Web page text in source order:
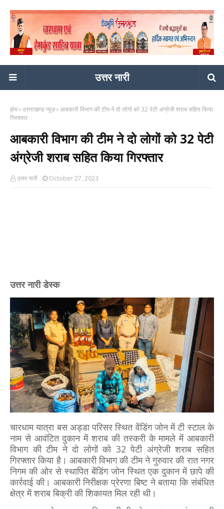
उत्तर नारी
होम उत्तराखण्ड न्यूज़ आबकारी विभाग की टीम ने दो लोगों को 32 पेटी अंग्रेजी शराब सहित किया
गिरफ्तार
आबकारी विभाग की टीम ने दो लोगों को 32 पेटी
अंग्रेजी शराब सहित किया गिरफ्तार
उत्तर नारी October 27, 2023
उत्तर नारी डेस्क
चारधाम यात्रा बस अड्डा परिसर स्थित वेंडिंग जोन में टी स्टाल के
नाम से आवंटित दुकान में शराब की तस्करी के मामले में आबकारी
विभाग की टीम ने दो लोगों को 32 पेटी अंग्रेजी शराब सहित
गिरफ्तार किया है। आबकारी विभाग की टीम ने गुरुवार की रात नगर
निगम की ओर से स्थापित बेंडिंग जोन स्थित एक दुकान में छापे की
कार्रवाई की। आबकारी निरीक्षक प्रेरणा बिष्ट ने बताया कि संबंधित
क्षेत्र में शराब बिक्री की शिकायत मिल रही थी।